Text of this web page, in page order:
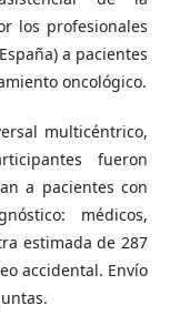
los profesionales
a pacientes
oncológico.
multicéntrico,
fueron
a pacientes con
médicos,
estimada de 287
accidental. Envío